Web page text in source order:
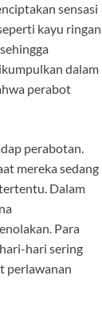
sensasi
kayu ringan
dalam
perabot
perabotan.
mereka sedang
Dalam
Para
hari sering
perlawanan